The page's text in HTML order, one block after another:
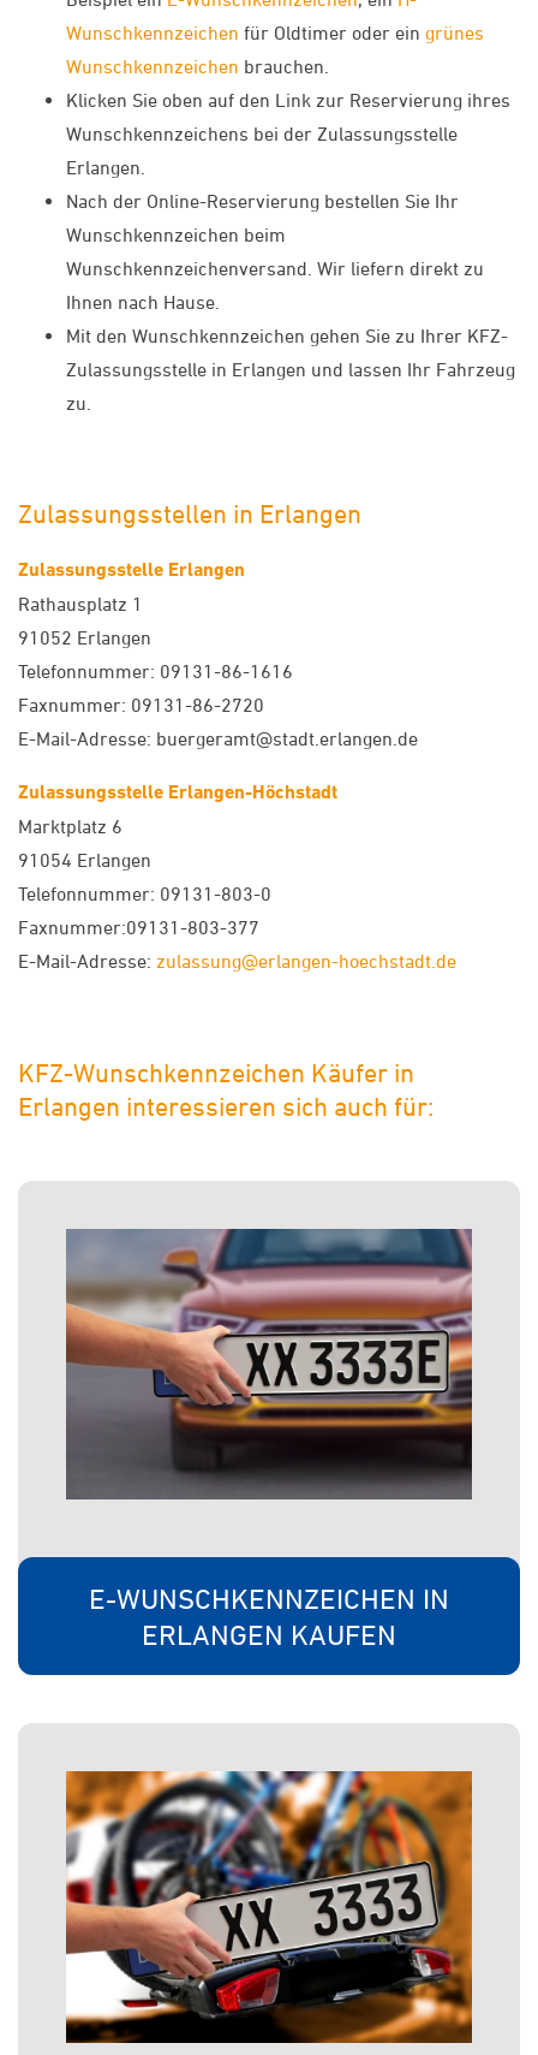
Wunschkennzeichen für Oldtimer oder ein grünes
Wunschkennzeichen brauchen.
Klicken Sie oben auf den Link zur Reservierung ihres
Wunschkennzeichens bei der Zulassungsstelle
Erlangen.
Nach der Online-Reservierung bestellen Sie Ihr
Wunschkennzeichen beim
Wunschkennzeichenversand. Wir liefern direkt zu
Ihnen nach Hause.
Mit den Wunschkennzeichen gehen Sie zu Ihrer KFZ-
Zulassungsstelle in Erlangen und lassen Ihr Fahrzeug
zu.
Zulassungsstellen in Erlangen
Zulassungsstelle Erlangen
Rathausplatz 1
91052 Erlangen
Telefonnummer: 09131-86-1616
Faxnummer: 09131-86-2720
E-Mail-Adresse: buergeramt@stadt.erlangen.de
Zulassungsstelle Erlangen-Höchstadt
Marktplatz 6
91054 Erlangen
Telefonnummer: 09131-803-0
Faxnummer:09131-803-377
E-Mail-Adresse: zulassung@erlangen-hoechstadt.de
KFZ-Wunschkennzeichen Käufer in
Erlangen interessieren sich auch für:
E-WUNSCHKENNZEICHEN IN
ERLANGEN KAUFEN